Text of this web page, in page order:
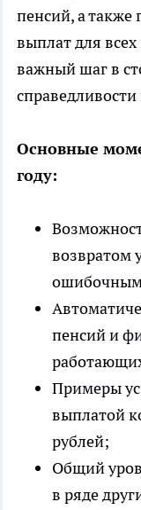
пенсий, а также
выплат для
важный шаг в
Основные
году:
возвратом
ошибочным
пенсий и
Примеры
выплатой
рублей;
Общий
в ряде